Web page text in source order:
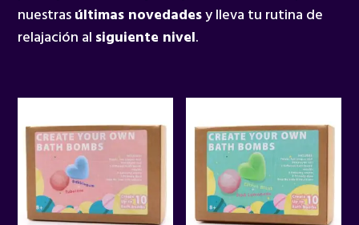
nuestrasúltimas novedadesy lleva tu rutina de
relajación al siguiente nivel.